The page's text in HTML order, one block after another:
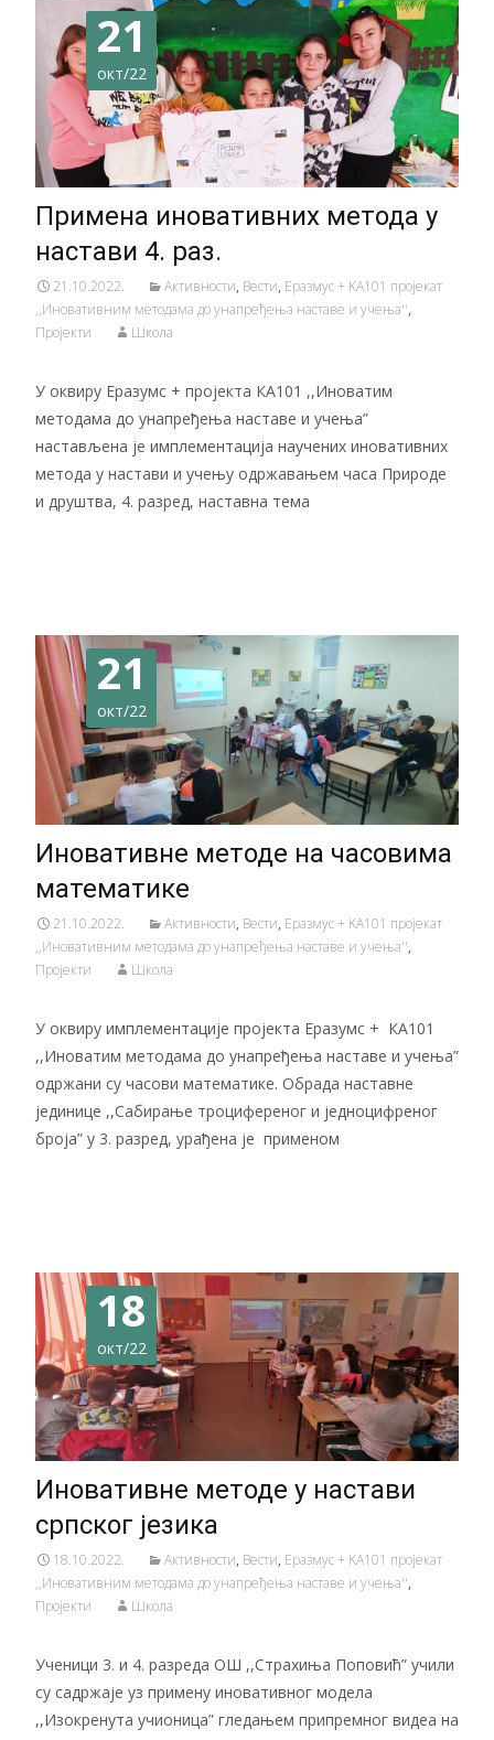
21
окт/22
Примена иновативних метода у
настави 4. раз.
21.10.2022. Активности, Вести, Еразмус + KA101 пројекат
,,Иновативним методама до унапређења наставе и учења'',
Пројекти
Школа
У оквиру Еразумс + пројекта КА101 ,,Иноватим
методама до унапређења наставе и учења”
настављена је имплементација научених иновативних
метода у настави и учењу одржавањем часа Природе
и друштва, 4. разред, наставна тема
21
окт/22
Иновативне методе на часовима
математике
21.10.2022. Активности, Вести, Еразмус + KA101 пројекат
,,Иновативним методама до унапређења наставе и учења'',
Пројекти
Школа
У оквиру имплементације пројекта Еразумс + КА101
,,Иноватим методама до унапређења наставе и учења”
одржани су часови математике. Обрада наставне
јединице ,,Сабирање троциференог и једноцифреног
броја” у 3. разред, урађена је применом
18
окт/22
Иновативне методе у настави
српског језика
18.10.2022. Активности, Вести, Еразмус + KA101 пројекат
,,Иновативним методама до унапређења наставе и учења'',
Пројекти
Школа
Ученици 3. и 4. разреда ОШ ,,Страхиња Поповић” учили
су садржаје уз примену иновативног модела
,,Изокренута учионица” гледањем припремног видеа на